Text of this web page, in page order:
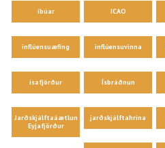
íbúar ICAO
inflúensuæfing inflúensuvinna
ísafjörður Ísbráðnun
Jarðskjálftaáætlun
Eyjafjörður
jarðskjálftahrina